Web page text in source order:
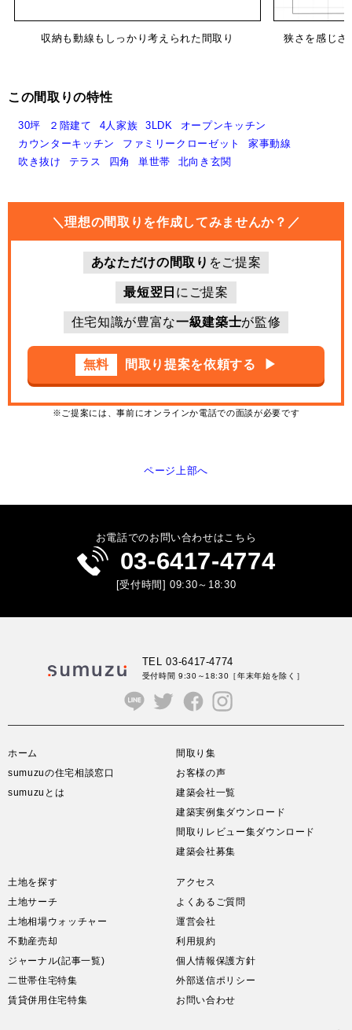
収納も動線もしっかり考えられた間取り 狭さを感じさ
この間取りの特性
30坪 ２階建て 4人家族 3LDK
オープンキッチン
カウンターキッチン
ファミリークローゼット
家事動線
吹き抜け
テラス 四角 単世帯 北向き玄関
＼理想の間取りを作成してみませんか？／
あなただけの間取り をご提案
最短翌日 にご提案
住宅知識が豊富な一級建築士が監修
無料 間取り提案を依頼する ▶︎
※ご提案には、事前にオンラインか電話での面談が必要です
ページ上部へ
お電話でのお問い合わせはこちら
03-6417-4774
[受付時間] 09:30～18:30
TEL 03-6417-4774
受付時間 9:30～18:30 ［年末年始を除く］
ホーム
sumuzuの住宅相談窓口
sumuzuとは
間取り集
お客様の声
建築会社一覧
建築実例集ダウンロード
間取りレビュー集ダウンロード
建築会社募集
土地を探す
土地サーチ
土地相場ウォッチャー
不動産売却
ジャーナル(記事一覧)
二世帯住宅特集
賃貸併用住宅特集
アクセス
よくあるご質問
運営会社
利用規約
個人情報保護方針
外部送信ポリシー
お問い合わせ